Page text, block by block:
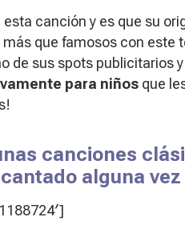
canción y es que su
que famosos con este
de sus spots publicitarios
para niños que
canciones
alguna vez